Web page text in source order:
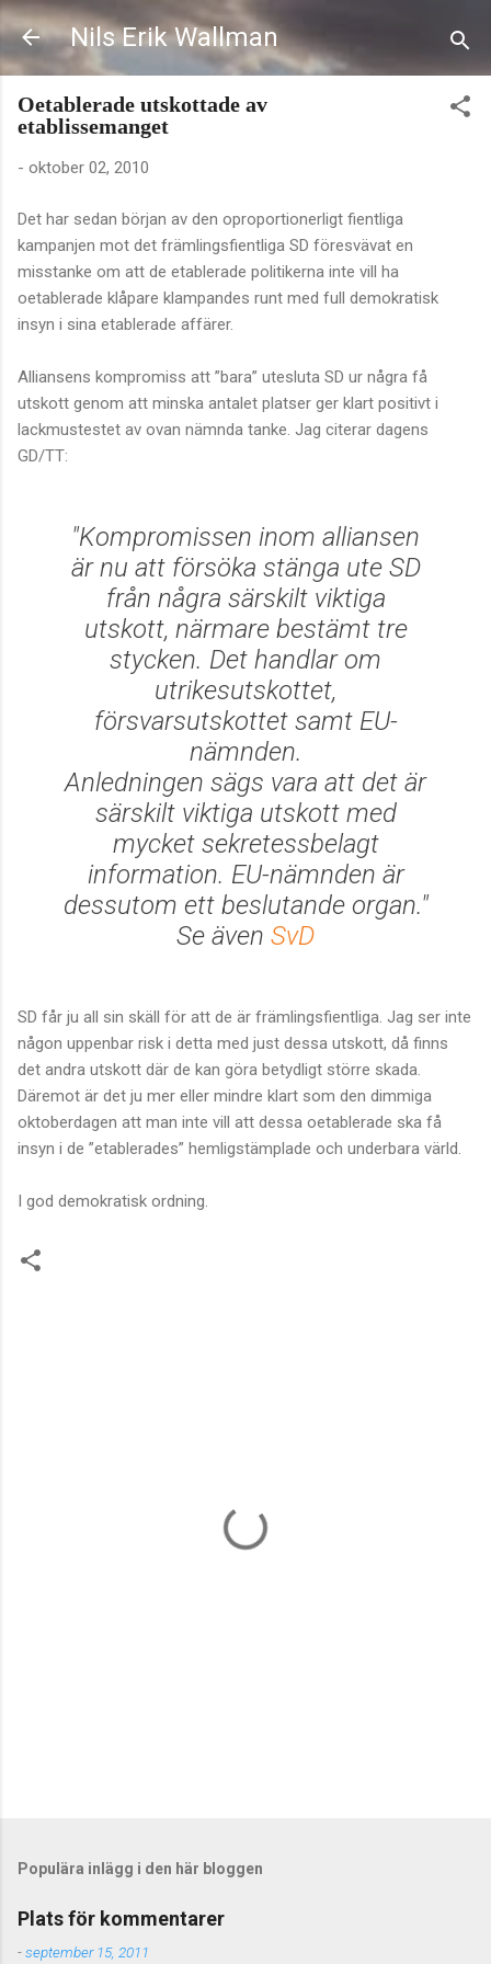
Fortsätt till huvudinnehåll
Nils Erik Wallman
Oetablerade utskottade av
etablissemanget
- oktober 02, 2010
Det har sedan början av den oproportionerligt fientliga
kampanjen mot det främlingsfientliga SD föresvävat en
misstanke om att de etablerade politikerna inte vill ha
oetablerade klåpare klampandes runt med full demokratisk
insyn i sina etablerade affärer.
Alliansens kompromiss att ”bara” utesluta SD ur några få
utskott genom att minska antalet platser ger klart positivt i
lackmustestet av ovan nämnda tanke. Jag citerar dagens
GD/TT:
"Kompromissen inom alliansen
är nu att försöka stänga ute SD
från några särskilt viktiga
utskott, närmare bestämt tre
stycken. Det handlar om
utrikesutskottet,
försvarsutskottet samt EU-
nämnden.
Anledningen sägs vara att det är
särskilt viktiga utskott med
mycket sekretessbelagt
information. EU-nämnden är
dessutom ett beslutande organ."
Se även SvD
SD får ju all sin skäll för att de är främlingsfientliga. Jag ser inte
någon uppenbar risk i detta med just dessa utskott, då finns
det andra utskott där de kan göra betydligt större skada.
Däremot är det ju mer eller mindre klart som den dimmiga
oktoberdagen att man inte vill att dessa oetablerade ska få
insyn i de ”etablerades” hemligstämplade och underbara värld.
I god demokratisk ordning.
Populära inlägg i den här bloggen
Plats för kommentarer
-september 15, 2011